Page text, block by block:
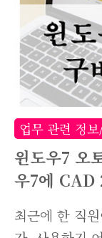
한글과컴퓨
반적인 내용
법인이 보낸
이는데요. 중
정품소프트웨
다. 추측하건
아닌, 문의처
았..
업무 관련 정
윈도우7 오
우7에 CAD
최근에 한 직